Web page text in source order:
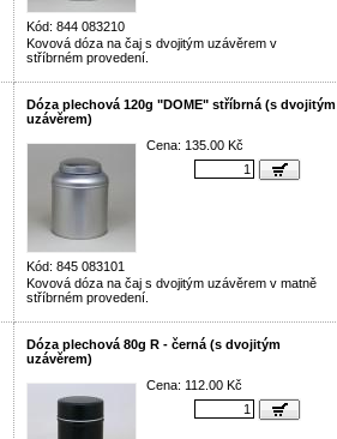
Kód: 844 083210
Kovová dóza na čaj s dvojitým uzávěrem v
stříbrném provedení.
Dóza plechová 120g "DOME" stříbrná (s dvojitým
uzávěrem)
Kód: 845 083101
Cena: 135.00 Kč
Kovová dóza na čaj s dvojitým uzávěrem v matně
stříbrném provedení.
Dóza plechová 80g R - černá (s dvojitým
uzávěrem)
Cena: 112.00 Kč